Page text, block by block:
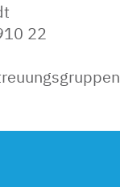
22